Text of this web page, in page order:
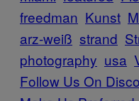
freedman Kunst
arz-weiß strand
photography usa
Follow Us On